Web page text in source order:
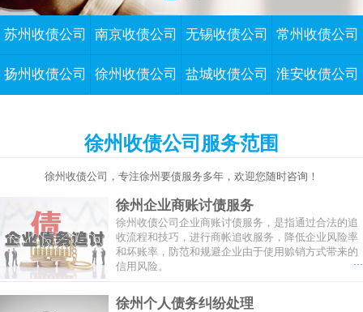
苏州收债公司 南京收债公司 无锡收债公司 常州收债公司
扬州收债公司 徐州收债公司 盐城收债公司 淮安收债公司
徐州收债公司服务范围
徐州收债公司，专注徐州要债服务多年，欢迎您随时咨询！
徐州企业商账讨债服务
徐州收债公司企业商账讨债服务，是指通过合法的追
收流程和技巧，进行商帐追收服务，降低企业风险率
和坏账率，防范和规避企业由于使用赊销方式带来的
信用风险。
...
徐州个人债务纠纷处理